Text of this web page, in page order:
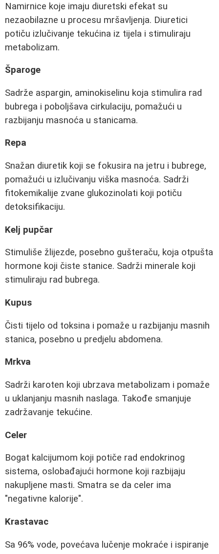
Namirnice koje imaju diuretski efekat su
nezaobilazne u procesu mršavljenja. Diuretici
potiču izlučivanje tekućina iz tijela i stimuliraju
metabolizam.
Šparoge
Sadrže aspargin, aminokiselinu koja stimulira rad
bubrega i poboljšava cirkulaciju, pomažući u
razbijanju masnoća u stanicama.
Repa
Snažan diuretik koji se fokusira na jetru i bubrege,
pomažući u izlučivanju viška masnoća. Sadrži
fitokemikalije zvane glukozinolati koji potiču
detoksifikaciju.
Kelj pupčar
Stimuliše žlijezde, posebno gušteraču, koja otpušta
hormone koji čiste stanice. Sadrži minerale koji
stimuliraju rad bubrega.
Kupus
Čisti tijelo od toksina i pomaže u razbijanju masnih
stanica, posebno u predjelu abdomena.
Mrkva
Sadrži karoten koji ubrzava metabolizam i pomaže
u uklanjanju masnih naslaga. Takođe smanjuje
zadržavanje tekućine.
Celer
Bogat kalcijumom koji potiče rad endokrinog
sistema, oslobađajući hormone koji razbijaju
nakupljene masti. Smatra se da celer ima
"negativne kalorije".
Krastavac
Sa 96% vode, povećava lučenje mokraće i ispiranje